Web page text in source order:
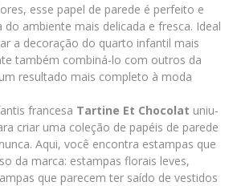
esse papel de parede é perfeito e
ambiente mais delicada e fresca. Ideal
a decoração do quarto infantil mais
também combiná-lo com outros da
resultado mais completo à moda
francesa Tartine Et Chocolat uniu-
criar uma coleção de papéis de parede
Aqui, você encontra estampas que
da marca: estampas florais leves,
que parecem ter saído de vestidos